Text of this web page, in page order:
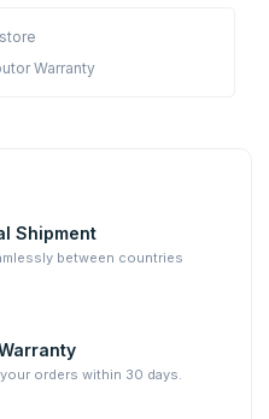
Warranty
Shipment
between countries
orders within 30 days.